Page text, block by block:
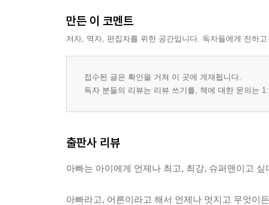
만든 이 코멘트
저자, 역자, 편집자를 위한 공간입니다. 독자들에게 전하
접수된 글은 확인을 거쳐 이 곳에 게재됩니다.
독자 분들의 리뷰는 리뷰 쓰기를, 책에 대한 문의는
출판사 리뷰
아빠는 아이에게 언제나 최고, 최강, 슈퍼맨이고
아빠라고, 어른이라고 해서 언제나 멋지고 무엇이